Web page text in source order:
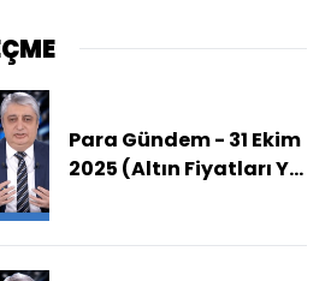
Para Gündem - 31 Ekim
2025 (Altın Fiyatları Yıl